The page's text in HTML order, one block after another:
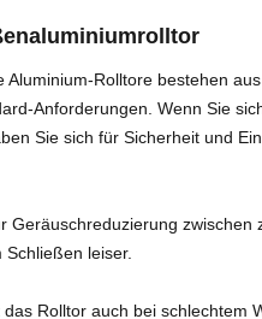
Rolltore bestehen
Anforderungen. Wenn Sie
Sie sich für Sicherheit und
Geräuschreduzierung zwischen
leiser.
Rolltor auch bei schlechtem